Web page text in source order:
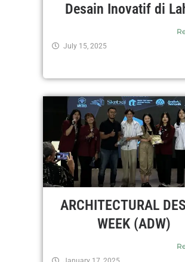
Desain Inovatif di
July 15, 2025
ARCHITECTURAL
WEEK (ADW)